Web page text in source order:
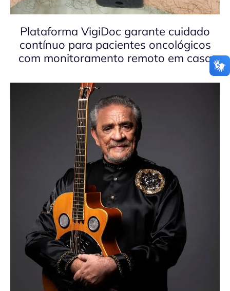
Plataforma VigiDoc garante cuidado
contínuo para pacientes oncológicos
com monitoramento remoto em casa